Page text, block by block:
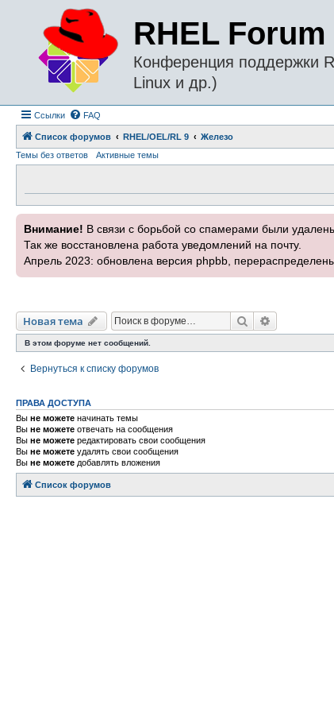
RHEL Forum
Конференция поддержки
Linux и др.)
Ссылки FAQ
Список форумов RHEL/OEL/RL 9
Железо
Темы без ответов
Активные темы
Внимание! В связи с борьбой со спамерами были
Так же восстановлена работа уведомлений на почту.
Апрель 2023: обновлена версия phpbb,
Новая тема Поиск
В этом форуме нет сообщений.
Вернуться к списку форумов
ПРАВА ДОСТУПА
Вы не можете начинать темы
Вы не можете отвечать на сообщения
Вы не можете редактировать свои сообщения
Вы не можете удалять свои сообщения
Вы не можете добавлять вложения
Список форумов